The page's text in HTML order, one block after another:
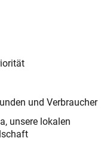
und Verbraucher
unsere lokalen